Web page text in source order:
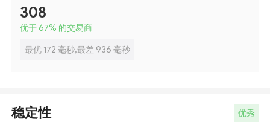
308
优于 67% 的交易商
最优 172 毫秒,最差 936 毫秒
稳定性 优秀